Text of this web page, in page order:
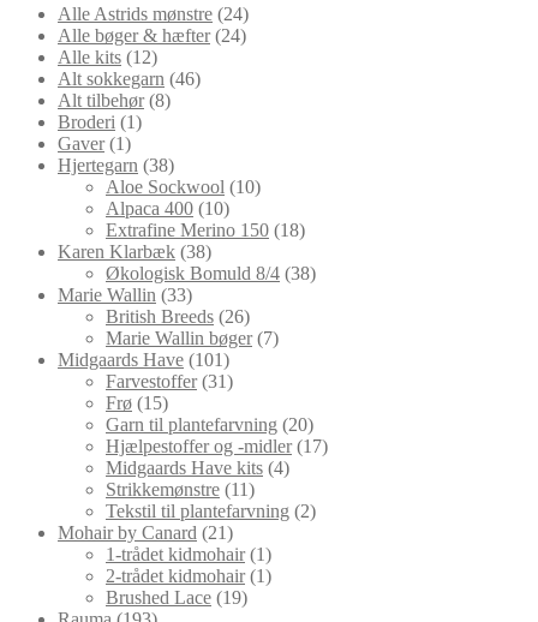
Alle Astrids mønstre 2424
varer
Alle bøger & hæfter 2424
Alle kits 1212
varer
Alt sokkegarn 4646
Alt tilbehør 88
Broderi 11
Gaver 11
vare
Hjertegarn 3838
varer
Aloe Sockwool 1010
Alpaca 400 1010
varer
Extrafine Merino 150 1818
Karen Klarbæk 3838
varer
Økologisk Bomuld 8/4 3838
Marie Wallin 3333
varer
British Breeds 2626
varer
Marie Wallin bøger 77
Midgaards Have 101101
varer
Farvestoffer 3131
Frø 1515
varer
Garn til plantefarvning 2020
varer
Hjælpestoffer og -midler 1717
Midgaards Have kits 44
Strikkemønstre 1111
varer
Tekstil til plantefarvning 22
Mohair by Canard 2121
varer
1-trådet kidmohair 11
vare
2-trådet kidmohair 11
Brushed Lace 1919
193